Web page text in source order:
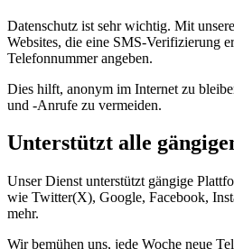
Datenschutz ist sehr wichtig. Mit
Websites, die eine SMS-Verifizierung
Telefonnummer angeben.
Dies hilft, anonym im Internet zu
und -Anrufe zu vermeiden.
Unterstützt alle
Unser Dienst unterstützt gängige
wie Twitter(X), Google, Facebook,
mehr.
Wir bemühen uns, jede Woche neue